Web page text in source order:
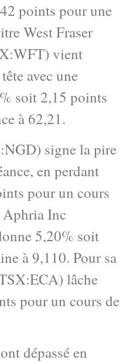
points pour une
West Fraser
vient
avec une
soit 2,15 points
à 62,21.
signe la pire
en perdant
pour un cours
Aphria Inc
5,20% soit
à 9,110. Pour sa
lâche
pour un cours de
dépassé en